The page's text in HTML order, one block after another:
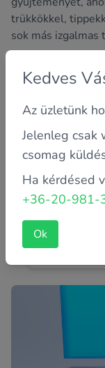
trükkökkel,
sok más izgalmas
Kitört a DC
A laptopok
gépekkel
Kedves
Az üzletünk
Jelenleg csak
csomag
Ha kérdésed
+36-20-981-
Ok